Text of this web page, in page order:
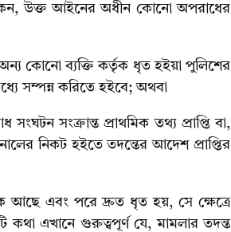
কেন, উক্ত আইনের অধীন কোনো অপরাধের
কোনো ব্যক্তি কর্তৃক ধৃত হইয়া পুলিশের
সম্পন্ন করিতে হইবে; অথবা
সংক্রান্ত প্রাথমিক তথ্য প্রাপ্তি বা,
নিকট হইতে তদন্তের আদেশ প্রাপ্তির
এবং পরে দ্রুত ধৃত হয়, সে ক্ষেত্রে
এখানে গুরুত্বপূর্ণ যে, মামলার তদন্ত